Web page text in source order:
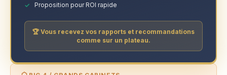
Proposition pour ROI rapide
🏆 Vous recevez vos rapports et recommandations
comme sur un plateau.